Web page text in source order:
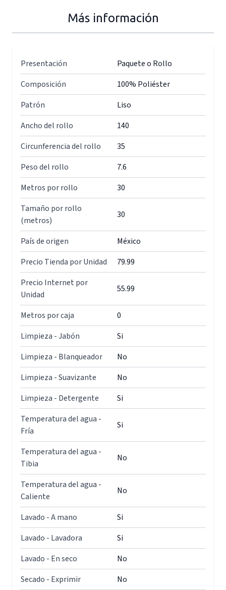
Más información
Presentación
Paquete o Rollo
Composición
100% Poliéster
Patrón
Liso
Ancho del rollo
140
Circunferencia del rollo
35
Peso del rollo
7.6
Metros por rollo
30
Tamaño por rollo
(metros)
30
País de origen
México
Precio Tienda por Unidad
79.99
Precio Internet por
Unidad
55.99
Metros por caja
0
Limpieza - Jabón
Si
Limpieza - Blanqueador
No
Limpieza - Suavizante
No
Limpieza - Detergente
Si
Temperatura del agua -
Fría
Si
Temperatura del agua -
Tibia
No
Temperatura del agua -
Caliente
No
Lavado - A mano
Si
Lavado - Lavadora
Si
Lavado - En seco
No
Secado - Exprimir
No